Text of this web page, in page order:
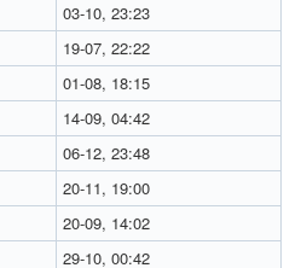
03-10, 23:23
19-07, 22:22
01-08, 18:15
14-09, 04:42
06-12, 23:48
20-11, 19:00
20-09, 14:02
29-10, 00:42